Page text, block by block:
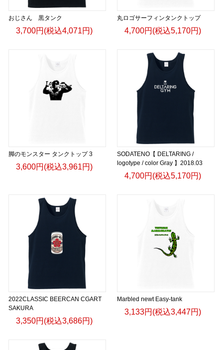
おじさん 黒タンク
3,700円(税込4,071円)
丸ロゴサーフィンタンクトップ
4,700円(税込5,170円)
脚のモンスター タンクトップ 3
3,600円(税込3,961円)
SODATENO【 DELTARING /
logotype / color Gray 】2018.03
4,700円(税込5,170円)
2022CLASSIC BEERCAN CGART
SAKURA
3,350円(税込3,686円)
Marbled newt Easy-tank
3,133円(税込3,447円)